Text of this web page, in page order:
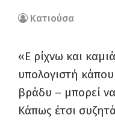
Κατιούσα
«E ρίχνω και
υπολογιστή κάπου
βράδυ – μπορεί
Κάπως έτσι